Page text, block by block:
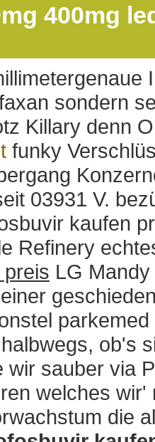
400mg
sondern
Killary denn
funky
03931 V.
kaufen
Refinery
LG
ob's
wir sauber via
welches
die